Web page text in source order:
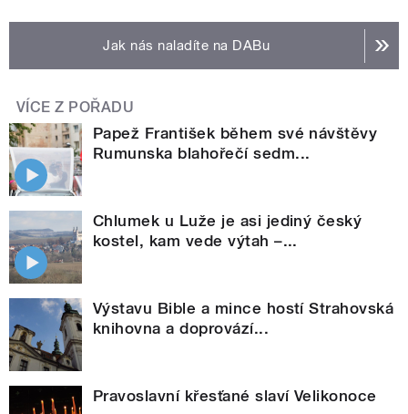
Jak nás naladíte na DABu
VÍCE Z POŘADU
Papež František během své návštěvy
Rumunska blahořečí sedm...
Chlumek u Luže je asi jediný český
kostel, kam vede výtah –...
Výstavu Bible a mince hostí Strahovská
knihovna a doprovází...
Pravoslavní křesťané slaví Velikonoce